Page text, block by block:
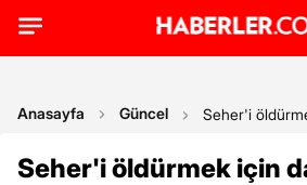
Anasayfa Güncel Seher'i
Seher'i öldürmek için